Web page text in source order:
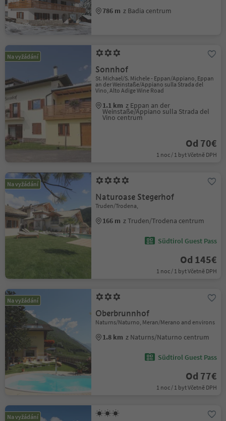
786 m z Badia centrum
Na vyžádání
Sonnhof
St. Michael/S. Michele - Eppan/Appiano, Eppan
an der Weinstaße/Appiano sulla Strada del
Vino, Alto Adige Wine Road
1.1 km z Eppan an der
Weinstaße/Appiano sulla Strada del
Vino centrum
Od 70€
1 noc / 1 byt Včetně DPH
Na vyžádání
Naturoase Stegerhof
Truden/Trodena,
166 m z Truden/Trodena centrum
Südtirol Guest Pass
Od 145€
1 noc / 1 byt Včetně DPH
Na vyžádání
Oberbrunnhof
Naturns/Naturno, Meran/Merano and environs
1.8 km z Naturns/Naturno centrum
Südtirol Guest Pass
Od 77€
1 noc / 1 byt Včetně DPH
Na vyžádání